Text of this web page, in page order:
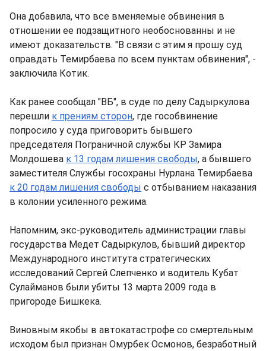
Она добавила, что все вменяемые обвинения в
отношении ее подзащитного необоснованны и не
имеют доказательств. "В связи с этим я прошу суд
оправдать Темирбаева по всем пунктам обвинения", -
заключила Котик.
Как ранее сообщал "ВБ", в суде по делу Садыркулова
перешли к прениям сторон, где гособвинение
попросило у суда приговорить бывшего
председателя Пограничной службы КР Замира
Молдошева к 13 годам лишения свободы, а бывшего
заместителя Службы госохраны Нурлана Темирбаева
к 20 годам лишения свободы с отбыванием наказания
в колонии усиленного режима.
Напомним, экс-руководитель администрации главы
государства Медет Садыркулов, бывший директор
Международного института стратегических
исследований Сергей Слепченко и водитель Кубат
Сулайманов были убиты 13 марта 2009 года в
пригороде Бишкека.
Виновным якобы в автокатастрофе со смертельным
исходом был признан Омурбек Осмонов, безработный